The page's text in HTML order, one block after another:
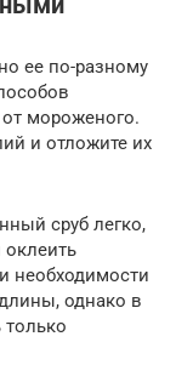
ее по-разному
мороженого.
и отложите их
сруб легко,
необходимости
однако в